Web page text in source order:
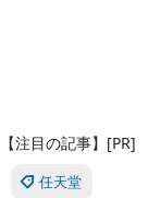
【注目の記事】[PR]
任天堂